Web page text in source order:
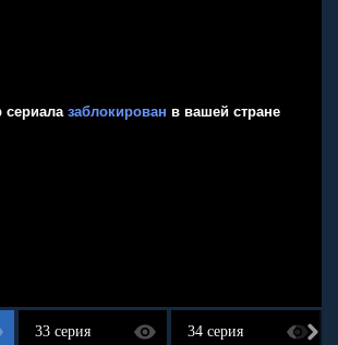
33 серия 34 серия